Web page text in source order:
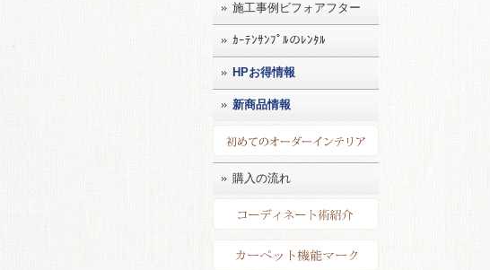
施工事例ビフォアフター
ｶｰﾃﾝｻﾝﾌﾟﾙのﾚﾝﾀﾙ
HPお得情報
新商品情報
購入の流れ